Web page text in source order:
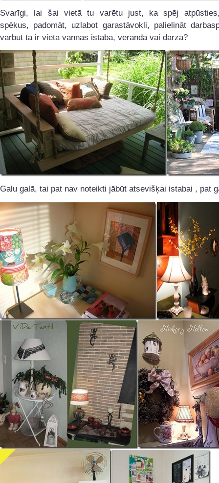
Svarīgi, lai šai vietā tu varētu just, ka spēj
spēkus, padomāt, uzlabot garastāvokli, palielināt
varbūt tā ir vieta vannas istabā, verandā vai dārzā?
Galu galā, tai pat nav noteikti jābūt atsevišķai istabai , pat